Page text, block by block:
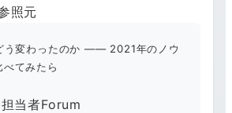
照元
う変わったのか ―― 2021年のノウ
てみたら
当者Forum